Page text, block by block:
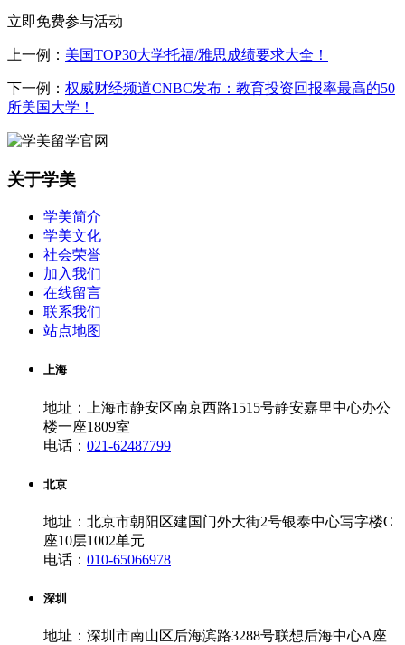
立即免费参与活动
上一例： 美国TOP30大学托福/雅思成绩要求大全！
下一例： 权威财经频道CNBC发布：教育投资回报率最高的50
所美国大学！
关于学美
学美简介
学美文化
社会荣誉
加入我们
在线留言
联系我们
站点地图
上海
地址：上海市静安区南京西路1515号静安嘉里中心办公
楼一座1809室
电话： 021-62487799
北京
地址：北京市朝阳区建国门外大街2号银泰中心写字楼C
座10层1002单元
电话： 010-65066978
深圳
地址：深圳市南山区后海滨路3288号联想后海中心A座